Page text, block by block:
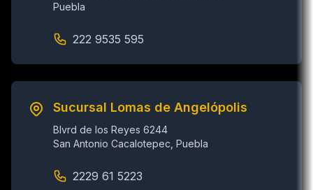
Puebla
222 9535 595
Sucursal Lomas de Angelópolis
Blvrd de los Reyes 6244
San Antonio Cacalotepec, Puebla
2229 61 5223